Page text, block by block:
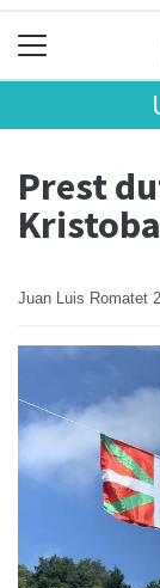
Prest
Juan Luis Romatet